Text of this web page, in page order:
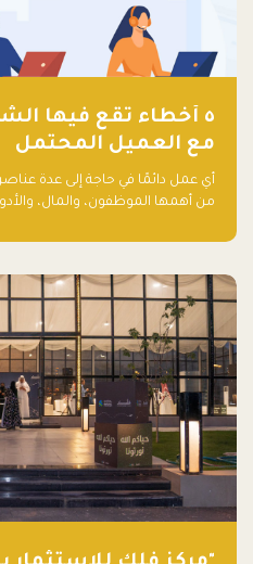
٥ أخطاء تقع فيها
مع العميل المحتمل
أي عمل دائمًا في حاجة إلى عدة
من أهمها الموظفون، والمال،
أساسه ذلك العمل.